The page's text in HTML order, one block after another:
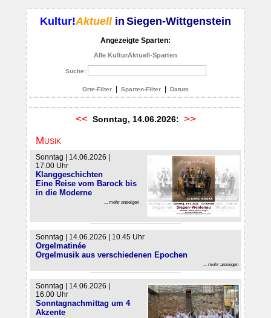
Kultur!Aktuellin Siegen-Wittgenstein
Angezeigte Sparten:
Alle KulturAktuell-Sparten
Suche:
Orte-Filter Sparten-Filter Datum
<< Sonntag, 14.06.2026: >>
Musik
Sonntag | 14.06.2026 |
17.00 Uhr
Klanggeschichten
Eine Reise vom Barock bis
in die Moderne
... mehr anzeigen
Sonntag | 14.06.2026 | 10.45 Uhr
Orgelmatinée
Orgelmusik aus verschiedenen Epochen
... mehr anzeigen
Sonntag | 14.06.2026 |
16.00 Uhr
Sonntagnachmittag um 4
Akzente